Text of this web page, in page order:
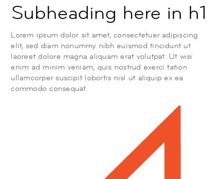
Subheading here in h1
Lorem ipsum dolor sit amet, consectetuer adipiscing
elit, sed diam nonummy nibh euismod tincidunt ut
laoreet dolore magna aliquam erat volutpat. Ut wisi
enim ad minim veniam, quis nostrud exerci tation
ullamcorper suscipit lobortis nisl ut aliquip ex ea
commodo consequat.